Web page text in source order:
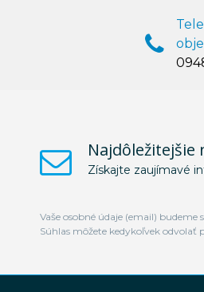
Najdôležitejšie
Získajte zaujímavé
Vaše osobné údaje (email)
Súhlas môžete kedykoľvek